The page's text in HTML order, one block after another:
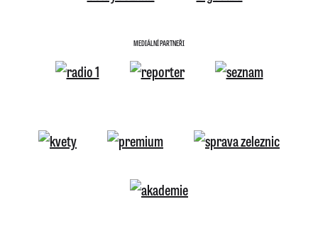
MEDIÁLNÍ PARTNEŘI